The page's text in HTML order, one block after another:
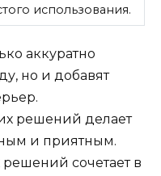
использования.
аккуратно
но и добавят
решений делает
и приятным.
сочетает в